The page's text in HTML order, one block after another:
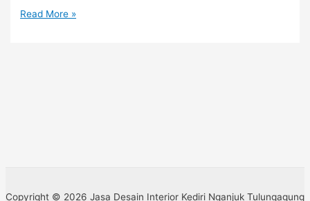
Read More »
Copyright © 2026 Jasa Desain Interior Kediri Nganjuk Tulungagung